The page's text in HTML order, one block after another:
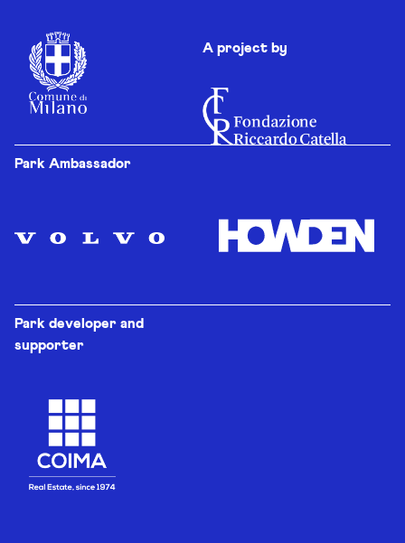
A project by
Park Ambassador
Park developer and
supporter